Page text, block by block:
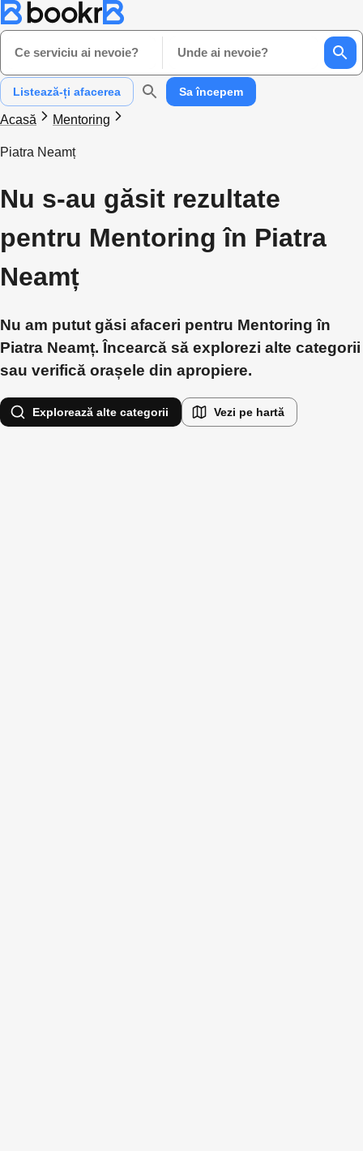
Ce serviciu ai nevoie? Unde ai nevoie?
Listează-ți afacerea Sa începem
Acasă Mentoring
Piatra Neamț
Nu s-au găsit rezultate
pentru Mentoring în Piatra
Neamț
Nu am putut găsi afaceri pentru Mentoring în
Piatra Neamț. Încearcă să explorezi alte categorii
sau verifică orașele din apropiere.
Explorează alte categorii Vezi pe hartă